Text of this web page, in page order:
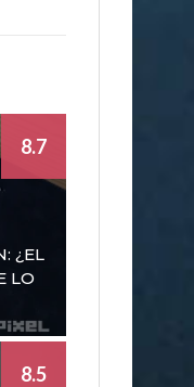
¿EL
LO
8.7
8.5